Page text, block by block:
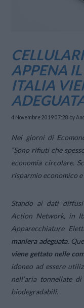
APPENA
ITALIA
4 Novembre 2019 07:28 by
Nei giorni di
“Sono rifiuti che
economia circolare.
risparmio economico e
Stando ai dati diffusi
Action Network, in
Apparecchiature
maniera adeguata.
viene gettato nelle
idoneo ad essere
nell’aria tonnellate
biodegradabili.